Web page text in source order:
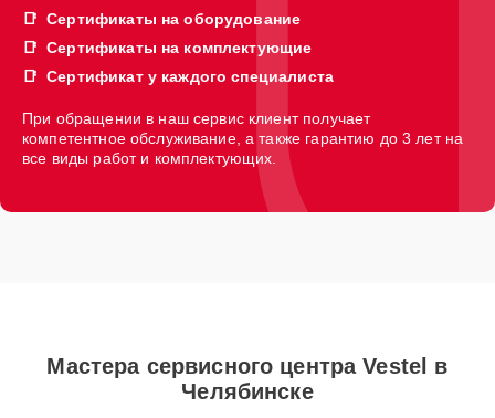
Сертификаты на оборудование
Сертификаты на комплектующие
Сертификат у каждого специалиста
При обращении в наш сервис клиент получает
компетентное обслуживание, а также гарантию до 3 лет на
все виды работ и комплектующих.
Мастера сервисного центра Vestel в
Челябинске